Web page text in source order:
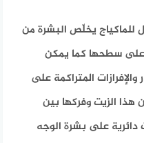
للماكياج يخلّص البشرة من
على سطحها كما يمكن
المتراكمة على
الزيت وفركها بين
دائرية على بشرة الوجه